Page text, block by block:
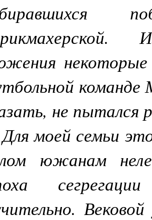
команде
не пытался
Для моей семьи
южанам